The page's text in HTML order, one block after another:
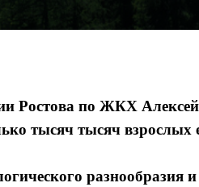
Ростова по ЖКХ
тысяч тысяч взрослых